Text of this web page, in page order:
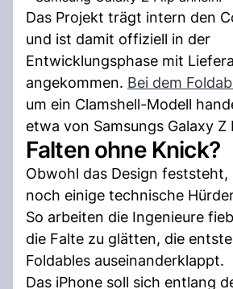
Das Projekt trägt intern den
und ist damit offiziell in der
Entwicklungsphase mit
angekommen. Bei dem
um ein Clamshell-Modell
etwa von Samsungs Galaxy Z
Falten ohne Knick?
Obwohl das Design feststeht,
noch einige technische
So arbeiten die Ingenieure
die Falte zu glätten, die
Foldables auseinanderklappt.
Das iPhone soll sich entlang